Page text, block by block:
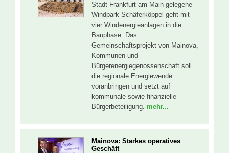
Stadt Frankfurt am Main gelegene
Windpark Schäferköppel geht mit
vier Windenergieanlagen in die
Bauphase. Das
Gemeinschaftsprojekt von Mainova,
Kommunen und
Bürgerenergiegenossenschaft soll
die regionale Energiewende
voranbringen und setzt auf
kommunale sowie finanzielle
Bürgerbeteiligung. mehr...
Mainova: Starkes operatives
Geschäft